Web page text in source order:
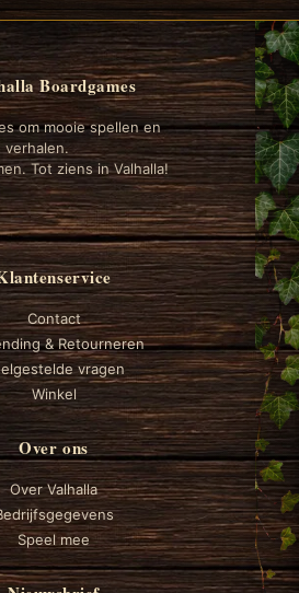
Boardgames
om mooie spellen en
verhalen.
Tot ziens in Valhalla!
Contact
& Retourneren
vragen
Winkel
Over ons
Over Valhalla
Speel mee